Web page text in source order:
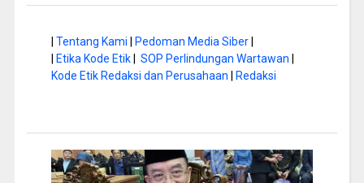
Tentang Kami Pedoman Media Siber|
Etika Kode Etik| SOP Perlindungan Wartawan
Kode Etik Redaksi dan Perusahaan
Redaksi